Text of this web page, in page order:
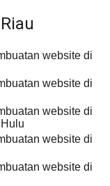
website di
website di
website di
website di
website di